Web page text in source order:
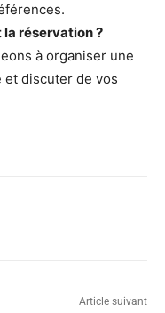
la réservation ?
à organiser une
discuter de vos
Article suivant